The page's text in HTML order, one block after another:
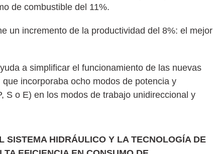
de combustible del 11%.
un incremento de la productividad del 8%: el mejor
a simplificar el funcionamiento de las nuevas
incorporaba ocho modos de potencia y
S o E) en los modos de trabajo unidireccional y
SISTEMA HIDRÁULICO Y LA TECNOLOGÍA DE